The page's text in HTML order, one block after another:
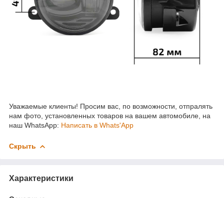
Уважаемые клиенты! Просим вас, по возможности, отпралять
нам фото, установленных товаров на вашем автомобиле, на
наш WhatsApp: Написать в Whats'App
Скрыть
Характеристики